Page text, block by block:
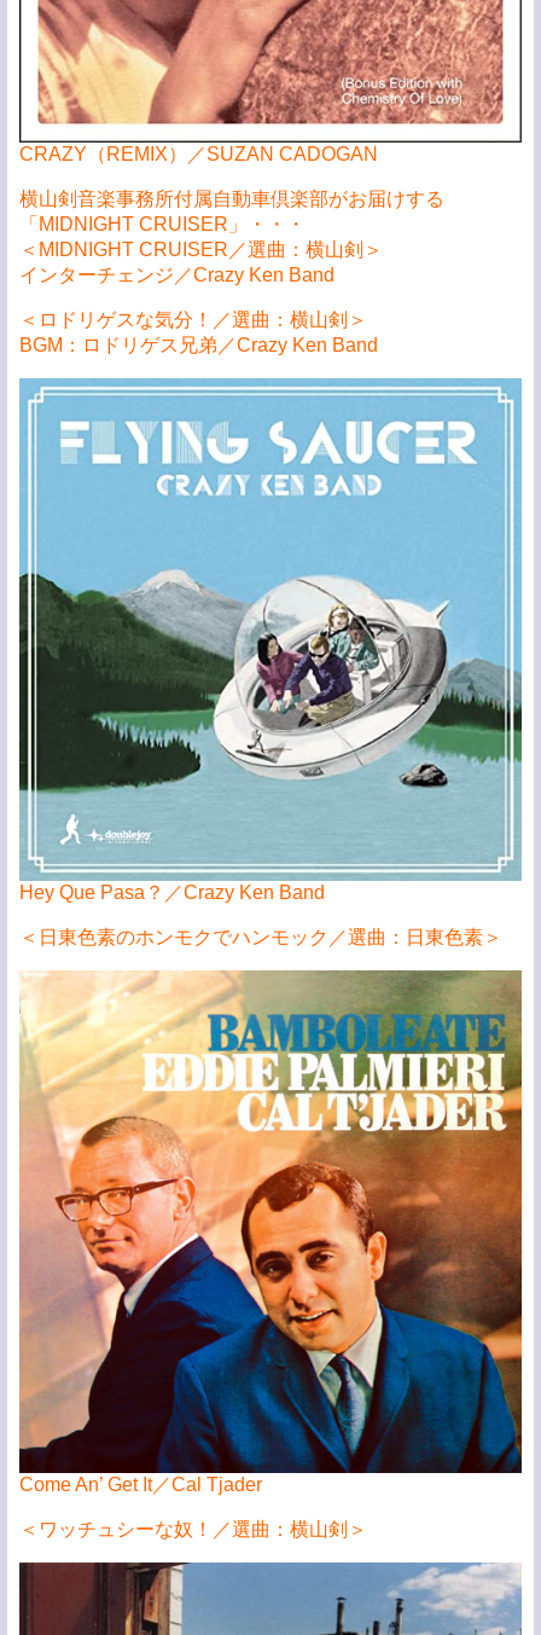
CRAZY（REMIX）／SUZAN CADOGAN
横山剣音楽事務所付属自動車倶楽部がお届けする
「MIDNIGHT CRUISER」・・・
＜MIDNIGHT CRUISER／選曲：横山剣＞
インターチェンジ／Crazy Ken Band
＜ロドリゲスな気分！／選曲：横山剣＞
BGM：ロドリゲス兄弟／Crazy Ken Band
Hey Que Pasa？／Crazy Ken Band
＜日東色素のホンモクでハンモック／選曲：日東色素＞
Come An’ Get It／Cal Tjader
＜ワッチュシーな奴！／選曲：横山剣＞